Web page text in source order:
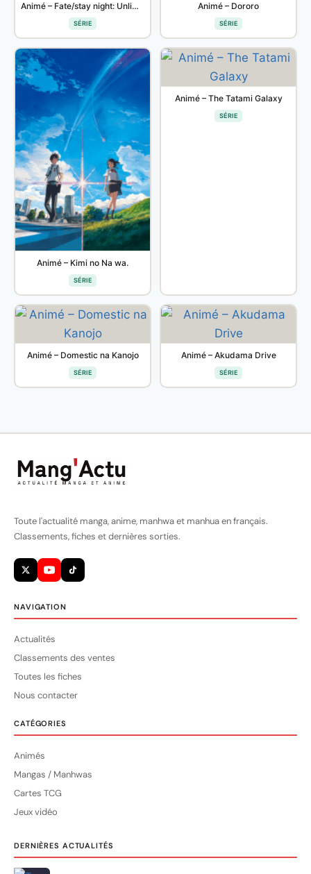
Animé – Fate/stay night: Unlimited Blade Works Saison 2
SÉRIE
Animé – Dororo
SÉRIE
Animé – Kimi no Na wa.
SÉRIE
Animé – The Tatami Galaxy
SÉRIE
Animé – Domestic na Kanojo
SÉRIE
Animé – Akudama Drive
SÉRIE
Toute l'actualité manga, anime, manhwa et manhua en français.
Classements, fiches et dernières sorties.
NAVIGATION
Actualités
Classements des ventes
Toutes les fiches
Nous contacter
CATÉGORIES
Animés
Mangas / Manhwas
Cartes TCG
Jeux vidéo
DERNIÈRES ACTUALITÉS